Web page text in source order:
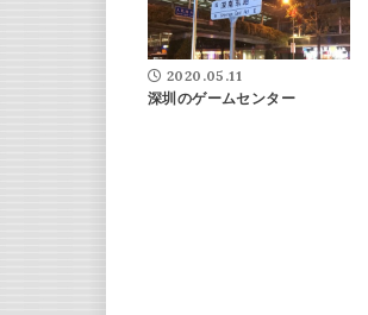
2020.05.11
深圳のゲームセンター